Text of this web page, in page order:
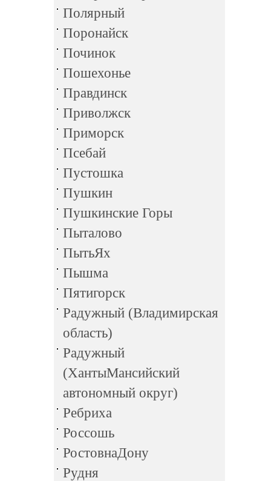
Полярный
Поронайск
Починок
Пошехонье
Правдинск
Приволжск
Приморск
Псебай
Пустошка
Пушкин
Пушкинские Горы
Пыталово
ПытьЯх
Пышма
Пятигорск
Радужный (Владимирская
область)
Радужный
(ХантыМансийский
автономный округ)
Ребриха
Россошь
РостовнаДону
Рудня